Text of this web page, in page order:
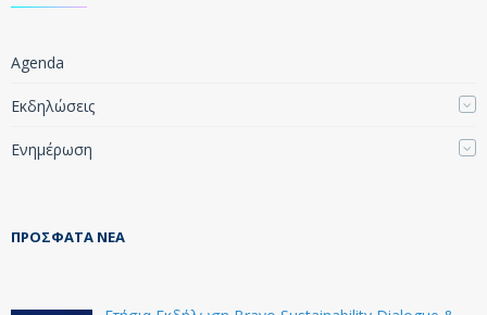
Agenda
Εκδηλώσεις
Ενημέρωση
ΠΡΌΣΦΑΤΑ ΝΈΑ